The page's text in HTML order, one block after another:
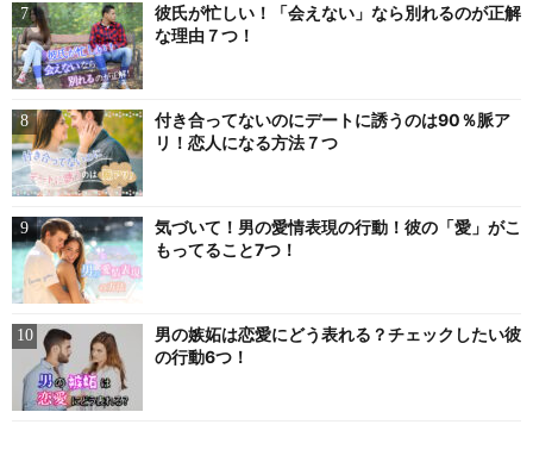
彼氏が忙しい！「会えない」なら別れるのが正解
な理由７つ！
付き合ってないのにデートに誘うのは90％脈ア
リ！恋人になる方法７つ
気づいて！男の愛情表現の行動！彼の「愛」がこ
もってること7つ！
男の嫉妬は恋愛にどう表れる？チェックしたい彼
の行動6つ！